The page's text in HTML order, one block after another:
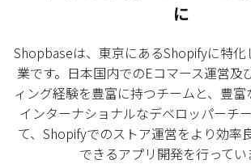
に
Shopbaseは、東京にあるShopifyに特
業です。日本国内でのEコマース運営及
ィング経験を豊富に持つチームと、豊
インターナショナルなデベロッパーチ
て、Shopifyでのストア運営をより効率
できるアプリ開発を行ってい